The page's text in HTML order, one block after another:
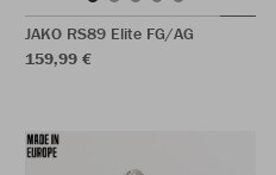
JAKO RS89 Elite FG/AG
159,99 €